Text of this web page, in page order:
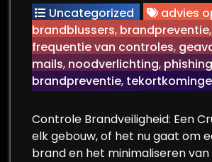
Uncategorized advies
brandblussers, brandpreventie,
frequentie van controles,
mails, noodverlichting,
brandpreventie,
Controle Brandveiligheid: Een
elk gebouw, of het nu gaat om
brand en het minimaliseren